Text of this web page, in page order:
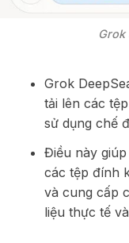
Grok
tải lên các
sử dụng chế
Điều này
các tệp đính
và cung cấp
liệu thực tế